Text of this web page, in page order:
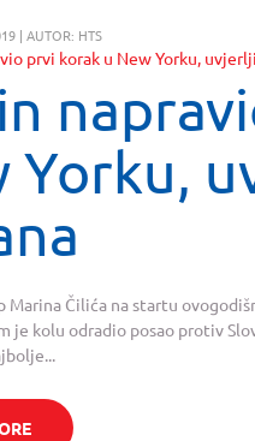
| AUTOR: HTS
Yorku,
Marina Čilića na startu
je kolu odradio posao protiv